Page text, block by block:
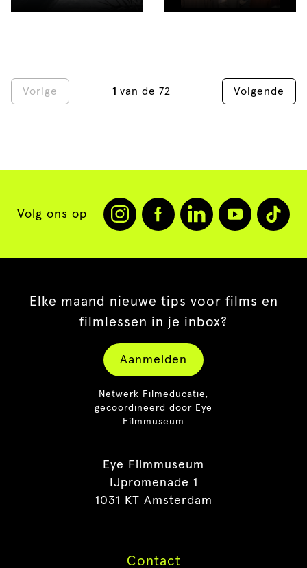
Vorige 1 van de 72 Volgende
Volg ons op
Elke maand nieuwe tips voor films en
filmlessen in je inbox?
Aanmelden
Netwerk Filmeducatie,
gecoördineerd door Eye
Filmmuseum
Eye Filmmuseum
IJpromenade 1
1031 KT Amsterdam
Contact